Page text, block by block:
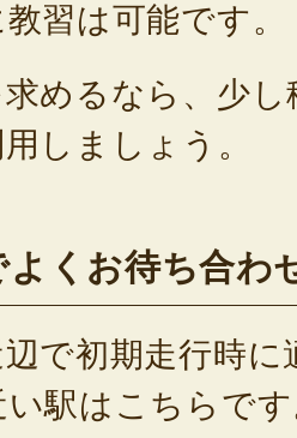
習は可能です。
めるなら、少し
しましょう。
よくお待ち合わ
で初期走行時に
駅はこちらで